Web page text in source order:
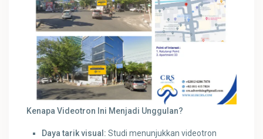
Kenapa Videotron Ini Menjadi Unggulan?
Daya tarik visual: Studi menunjukkan videotron